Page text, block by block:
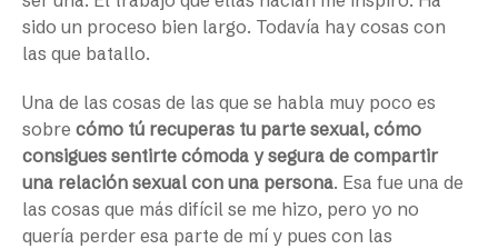
sido un proceso bien largo. Todavía hay cosas con
las que batallo.
Una de las cosas de las que se habla muy poco es
sobre cómo tú recuperas tu parte sexual, cómo
consigues sentirte cómoda y segura de compartir
una relación sexual con una persona. Esa fue una de
las cosas que más difícil se me hizo, pero yo no
quería perder esa parte de mí y pues con las